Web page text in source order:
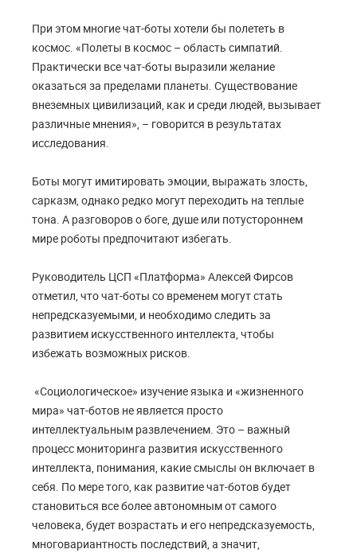
При этом многие чат-боты хотели бы полететь в
космос. «Полеты в космос – область симпатий.
Практически все чат-боты выразили желание
оказаться за пределами планеты. Существование
внеземных цивилизаций, как и среди людей, вызывает
различные мнения», – говорится в результатах
исследования.
Боты могут имитировать эмоции, выражать злость,
сарказм, однако редко могут переходить на теплые
тона. А разговоров о боге, душе или потустороннем
мире роботы предпочитают избегать.
Руководитель ЦСП «Платформа» Алексей Фирсов
отметил, что чат-боты со временем могут стать
непредсказуемыми, и необходимо следить за
развитием искусственного интеллекта, чтобы
избежать возможных рисков.
«Социологическое» изучение языка и «жизненного
мира» чат-ботов не является просто
интеллектуальным развлечением. Это – важный
процесс мониторинга развития искусственного
интеллекта, понимания, какие смыслы он включает в
себя. По мере того, как развитие чат-ботов будет
становиться все более автономным от самого
человека, будет возрастать и его непредсказуемость,
многовариантность последствий, а значит,